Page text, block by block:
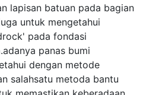
lapisan batuan pada bagian
untuk mengetahui
pada fondasi
panas bumi
dengan metode
salahsatu metoda bantu